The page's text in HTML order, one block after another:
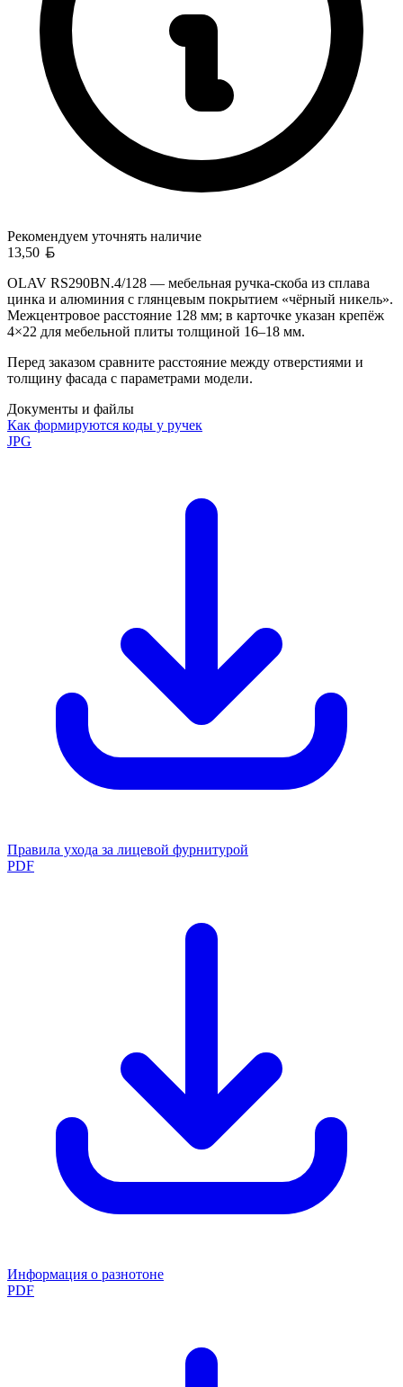
Рекомендуем уточнять наличие
13,50
OLAV RS290BN.4/128 — мебельная ручка-скоба из сплава
цинка и алюминия с глянцевым покрытием «чёрный никель».
Межцентровое расстояние 128 мм; в карточке указан крепёж
4×22 для мебельной плиты толщиной 16–18 мм.
Перед заказом сравните расстояние между отверстиями и
толщину фасада с параметрами модели.
Документы и файлы
Как формируются коды у ручек
JPG
Правила ухода за лицевой фурнитурой
PDF
Информация о разнотоне
PDF